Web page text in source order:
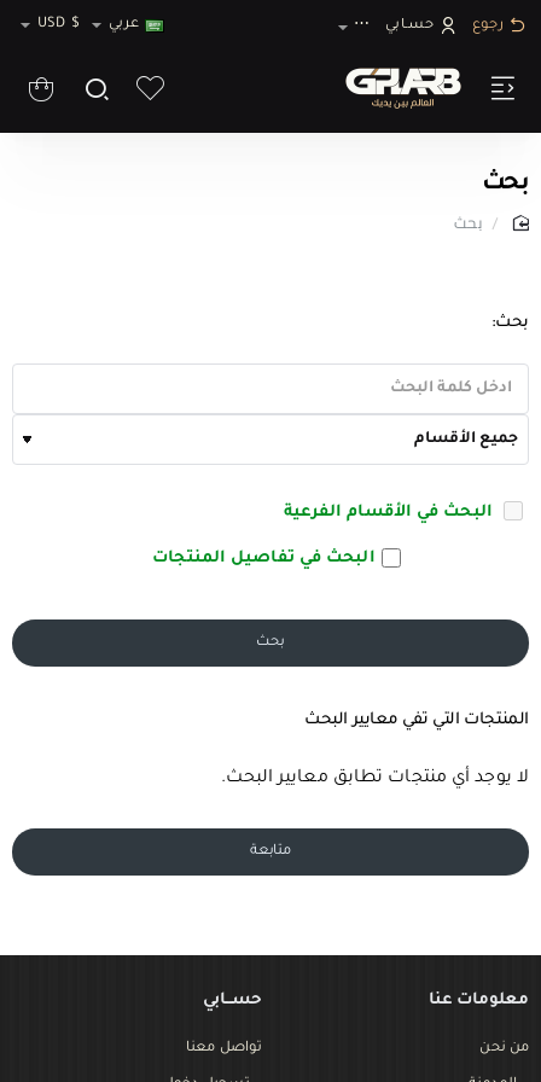
رجوع حسـابي ⋯ عربي $
USD
بحث
بحث
بحث:
البحث في الأقسام الفرعية
البحث في تفاصيل المنتجات
بحث
المنتجات التي تفي معايير البحث
لا يوجد أي منتجات تطابق معايير البحث.
متابعة
معلومات عنا
من نحن
حســـابي
تواصل معنا